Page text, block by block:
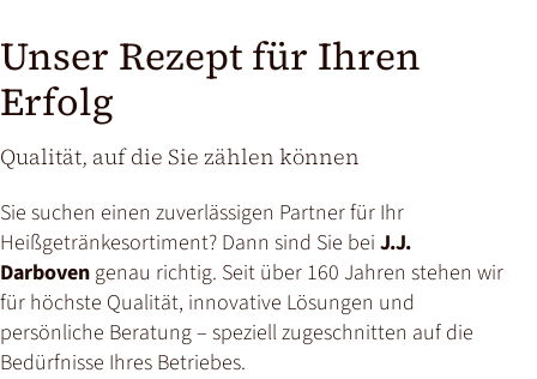
Unser Rezept für Ihren
Erfolg
Qualität, auf die Sie zählen können
Sie suchen einen zuverlässigen Partner für Ihr
Heißgetränkesortiment? Dann sind Sie bei J.J.
Darboven genau richtig. Seit über 160 Jahren stehen wir
für höchste Qualität, innovative Lösungen und
persönliche Beratung – speziell zugeschnitten auf die
Bedürfnisse Ihres Betriebes.